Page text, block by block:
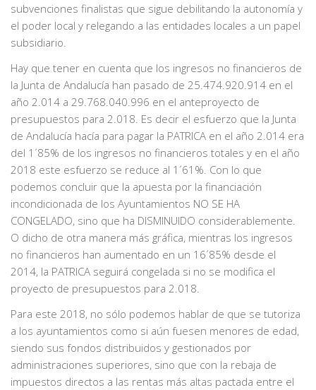
subvenciones finalistas que sigue debilitando la autonomía y
el poder local y relegando a las entidades locales a un papel
subsidiario.
Hay que tener en cuenta que los ingresos no financieros de
la Junta de Andalucía han pasado de 25.474.920.914 en el
año 2.014 a 29.768.040.996 en el anteproyecto de
presupuestos para 2.018. Es decir el esfuerzo que la Junta
de Andalucía hacía para pagar la PATRICA en el año 2.014 era
del 1´85% de los ingresos no financieros totales y en el año
2018 este esfuerzo se reduce al 1´61%. Con lo que
podemos concluir que la apuesta por la financiación
incondicionada de los Ayuntamientos NO SE HA
CONGELADO, sino que ha DISMINUIDO considerablemente.
O dicho de otra manera más gráfica, mientras los ingresos
no financieros han aumentado en un 16´85% desde el
2014, la PATRICA seguirá congelada si no se modifica el
proyecto de presupuestos para 2.018.
Para este 2018, no sólo podemos hablar de que se tutoriza
a los ayuntamientos como si aún fuesen menores de edad,
siendo sus fondos distribuidos y gestionados por
administraciones superiores, sino que con la rebaja de
impuestos directos a las rentas más altas pactada entre el